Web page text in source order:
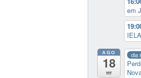
em
AGO
18
ter
dia